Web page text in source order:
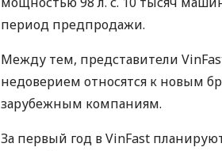
период предпродажи.
Между тем, представители
недоверием относятся к новым
зарубежным компаниям.
За первый год в VinFast